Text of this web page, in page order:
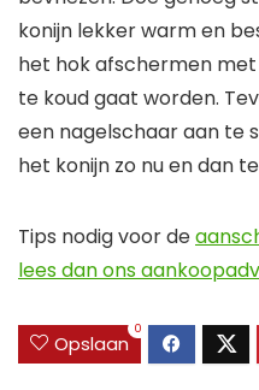
konijn lekker warm en
het hok afschermen
te koud gaat worden.
een nagelschaar aan te
het konijn zo nu en dan
Tips nodig voor de
lees dan ons
Opslaan
0